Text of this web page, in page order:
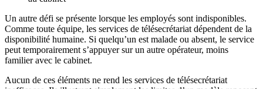
Un autre défi se présente lorsque les employés sont indisponibles.
Comme toute équipe, les services de télésecrétariat dépendent de la
disponibilité humaine. Si quelqu’un est malade ou absent, le service
peut temporairement s’appuyer sur un autre opérateur, moins
familier avec le cabinet.
Aucun de ces éléments ne rend les services de télésecrétariat